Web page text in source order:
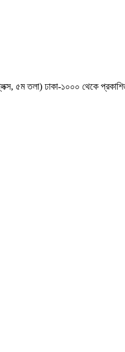
৫ম তলা) ঢাকা-১০০০ থেকে